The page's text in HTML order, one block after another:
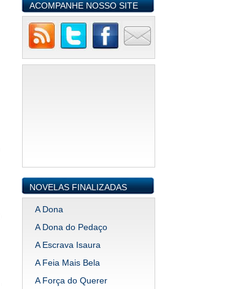
ACOMPANHE NOSSO SITE
NOVELAS FINALIZADAS
A Dona
A Dona do Pedaço
A Escrava Isaura
A Feia Mais Bela
A Força do Querer